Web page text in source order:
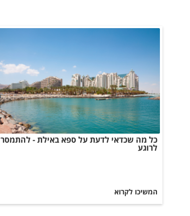
כל מה שכדאי לדעת על ספא באילת - להתמסר
לרוגע
המשיכו לקרוא